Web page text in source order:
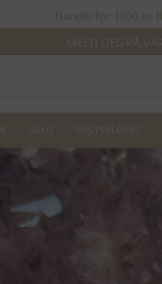
Handle for 1000 kr
MELD DEG PÅ
SALG BESTSELGERE